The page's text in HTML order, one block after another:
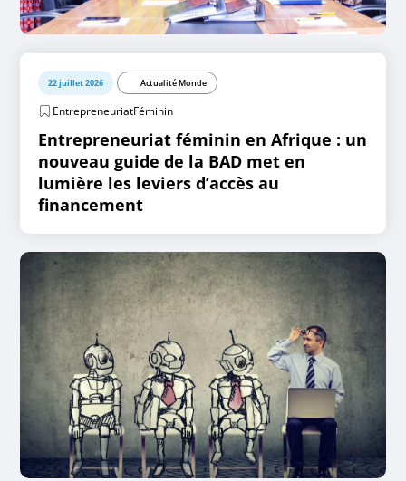
22 juillet 2026 Actualité Monde
EntrepreneuriatFéminin
Entrepreneuriat féminin en Afrique : un
nouveau guide de la BAD met en
lumière les leviers d’accès au
financement